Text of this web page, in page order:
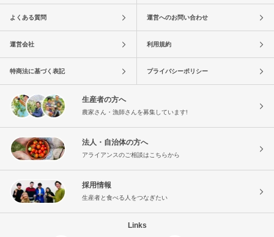
よくある質問 運営へのお問い合わせ
運営会社 利用規約
特商法に基づく表記 プライバシーポリシー
生産者の方へ
農家さん・漁師さんを募集しています!
法人・自治体の方へ
アライアンスのご相談はこちらから
採用情報
生産者と食べる人をつなぎたい
Links